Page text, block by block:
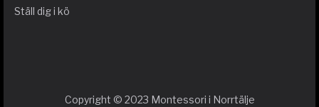
Ställ dig i kö
Copyright © 2023 Montessori i Norrtälje